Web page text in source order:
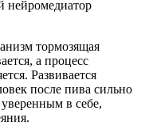
нейромедиатор
тормозящая
а процесс
Развивается
после пива сильно
в себе,